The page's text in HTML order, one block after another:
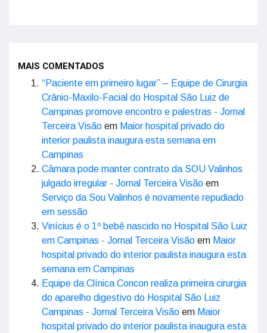
MAIS COMENTADOS
“Paciente em primeiro lugar” – Equipe de Cirurgia
Crânio-Maxilo-Facial do Hospital São Luiz de
Campinas promove encontro e palestras - Jornal
Terceira Visão em Maior hospital privado do
interior paulista inaugura esta semana em
Campinas
Câmara pode manter contrato da SOU Valinhos
julgado irregular - Jornal Terceira Visão em
Serviço da Sou Valinhos é novamente repudiado
em sessão
Vinícius é o 1º bebê nascido no Hospital São Luiz
em Campinas - Jornal Terceira Visão em Maior
hospital privado do interior paulista inaugura esta
semana em Campinas
Equipe da Clínica Concon realiza primeira cirurgia
do aparelho digestivo do Hospital São Luiz
Campinas - Jornal Terceira Visão em Maior
hospital privado do interior paulista inaugura esta